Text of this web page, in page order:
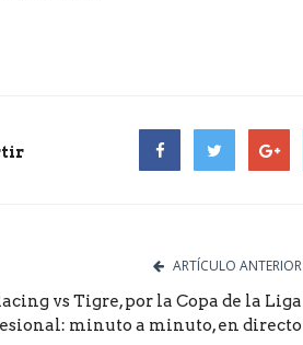
ARTÍCULO ANTERIOR
vs Tigre, por la Copa de la Liga
minuto a minuto, en directo